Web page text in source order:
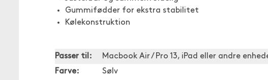
Gummifødder for ekstra stabilitet
Kølekonstruktion
Passer til:
Macbook Air / Pro 13, iPad eller andre
Farve:
Sølv